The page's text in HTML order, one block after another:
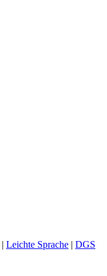
| Leichte Sprache | DGS